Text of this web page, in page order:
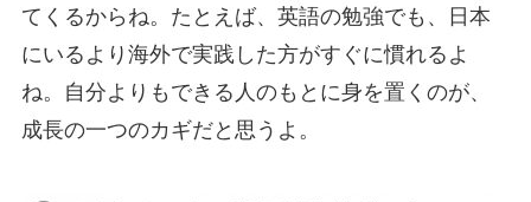
てくるからね。たとえば、英語の勉強でも、日本
にいるより海外で実践した方がすぐに慣れるよ
ね。自分よりもできる人のもとに身を置くのが、
成長の一つのカギだと思うよ。